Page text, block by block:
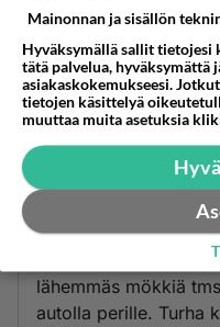
Kun kyseessä on
on millään
Äänestä
Yksi ratkaisu voisi
ajoon ja joku pitkän
auto mökkireissuille,
lähemmäs mökkiä
autolla perille. Turha
Mainonnan ja sisällön
Hyväksymällä sallit tietojesi
tätä palvelua, hyväksymättä
asiakaskokemukseesi.
tietojen käsittelyä
muuttaa muita asetuksia